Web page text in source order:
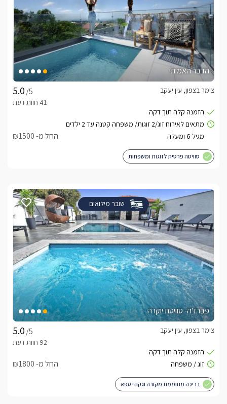
הדבר האמיתי
/5
צימר בצפון, עין יעקב
החל מ- ₪1500
סוויטה פרטית לזוגות ומשפחות
שובר מילואים
פברז’ה- סוויטת יוקרה
/5
צימר בצפון, עין יעקב
החל מ- ₪1800
בריכה מחוממת מקורה וגקוזי ספא